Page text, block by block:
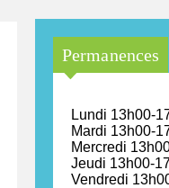
Permanences
Lundi 13h00-
Mardi 13h00-
Mercredi
Jeudi 13h00-
Vendredi